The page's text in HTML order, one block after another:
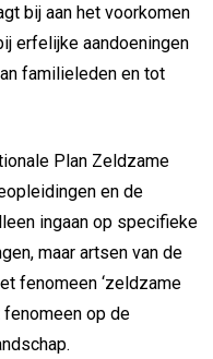
bij aan het voorkomen
erfelijke aandoeningen
familieleden en tot
Plan Zeldzame
en de
ingaan op specifieke
maar artsen van de
fenomeen ‘zeldzame
fenomeen op de